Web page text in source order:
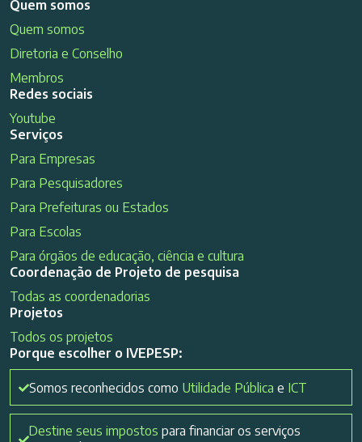
Quem somos
Quem somos
Diretoria e Conselho
Membros
Redes sociais
Youtube
Serviços
Para Empresas
Para Pesquisadores
Para Prefeituras ou Estados
Para Escolas
Para órgãos de educação, ciência e cultura
Coordenação de Projeto de pesquisa
Todas as coordenadorias
Projetos
Todos os projetos
Porque escolher o IVEPESP:
Somos reconhecidos como Utilidade Pública e ICT
Destine seus impostos para financiar os serviços